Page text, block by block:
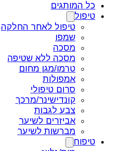
כל המותגים
טיפול
טיפול לאחר החלקה
שמפו
מסכה
מסכה ללא שטיפה
טרמו/מגן מחום
אמפולות
סרום טיפולי
קונדישינר/מרכך
צבע לגבות
אביזרים לשיער
מברשות לשיער
טיפוח